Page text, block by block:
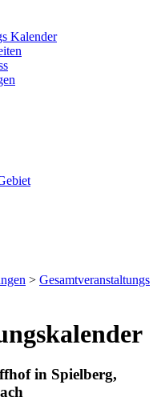
Kalender
> Gesamtveranstaltungs
in Spielberg,